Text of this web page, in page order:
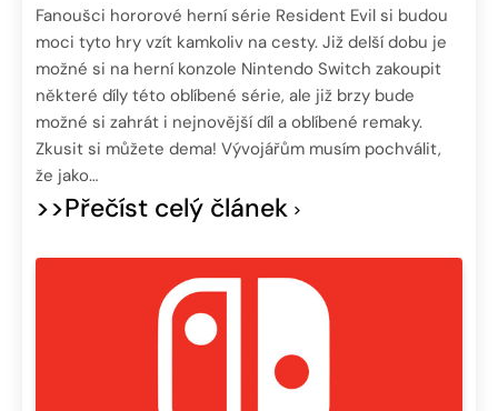
Fanoušci hororové herní série Resident Evil si budou
moci tyto hry vzít kamkoliv na cesty. Již delší dobu je
možné si na herní konzole Nintendo Switch zakoupit
některé díly této oblíbené série, ale již brzy bude
možné si zahrát i nejnovější díl a oblíbené remaky.
Zkusit si můžete dema! Vývojářům musím pochválit,
že jako…
>>Přečíst celý článek